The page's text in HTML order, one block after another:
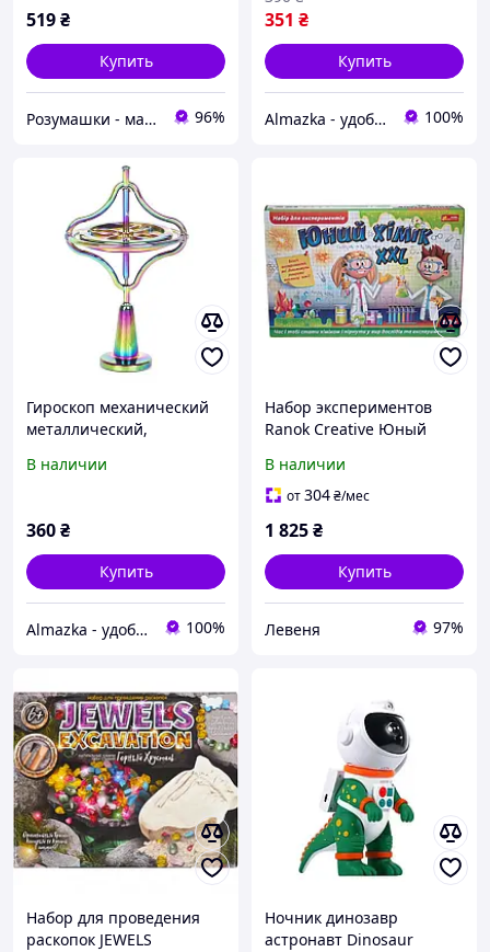
519₴
Купить
Розумашки - магазин игрушек и детских товаров 96%
351 ₴
Купить
Almazka - удобный шоппинг 100%
Гироскоп механический
металлический,
вращательным
В наличии
360₴
Купить
Almazka - удобный шоппинг 100%
Набор экспериментов
Ranok Creative Юный
В наличии
от304₴/мес
1 825₴
Купить
Левеня 97%
Набор для проведения
раскопок JEWELS
Ночник динозавр
астронавт Dinosaur